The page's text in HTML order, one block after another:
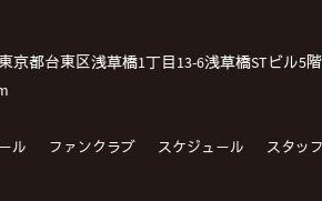
東京都台東区浅草橋1丁目13-6浅草橋STビル5階
ル ファンクラブ スケジュール スタッ